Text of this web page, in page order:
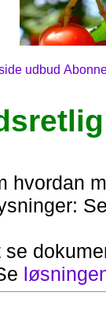
udbud
hvordan
se